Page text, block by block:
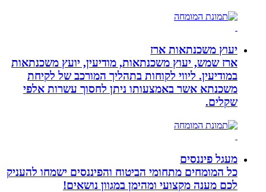
יעוץ משכנתאות ארז
ארז שמש, יעוץ משכנתאות, מודיעין, יועץ משכנתאות
במודיעין. ליווי לקוחות בתהליך המורכב של לקיחת
משכנתא אשר באמצעותו ניתן לחסוך עשרות אלפי
שקלים.
מעגל פיננסים
כל המומחים מתחומי הביטוח והפיננסים ישמחו להעניק
לכם מענה מקצועי ומהימן במגוון נושאים!